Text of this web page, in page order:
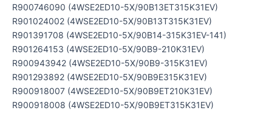
R900746090 (4WSE2ED10-5X/90B13ET315K31EV)
R901024002 (4WSE2ED10-5X/90B13T315K31EV)
R901391708 (4WSE2ED10-5X/90B14-315K31EV-141)
R901264153 (4WSE2ED10-5X/90B9-210K31EV)
R900943942 (4WSE2ED10-5X/90B9-315K31EV)
R901293892 (4WSE2ED10-5X/90B9E315K31EV)
R900918007 (4WSE2ED10-5X/90B9ET210K31EV)
R900918008 (4WSE2ED10-5X/90B9ET315K31EV)